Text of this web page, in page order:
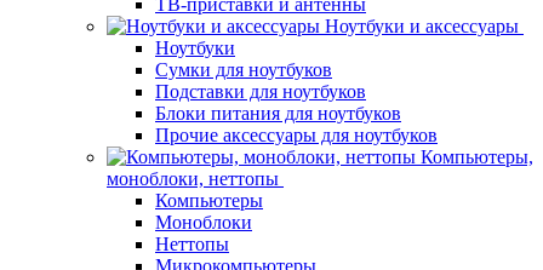
Ноутбуки и аксессуары
Ноутбуки
Сумки для ноутбуков
Подставки для ноутбуков
Блоки питания для ноутбуков
Прочие аксессуары для ноутбуков
Компьютеры,
моноблоки, неттопы
Компьютеры
Моноблоки
Неттопы
Микрокомпьютеры